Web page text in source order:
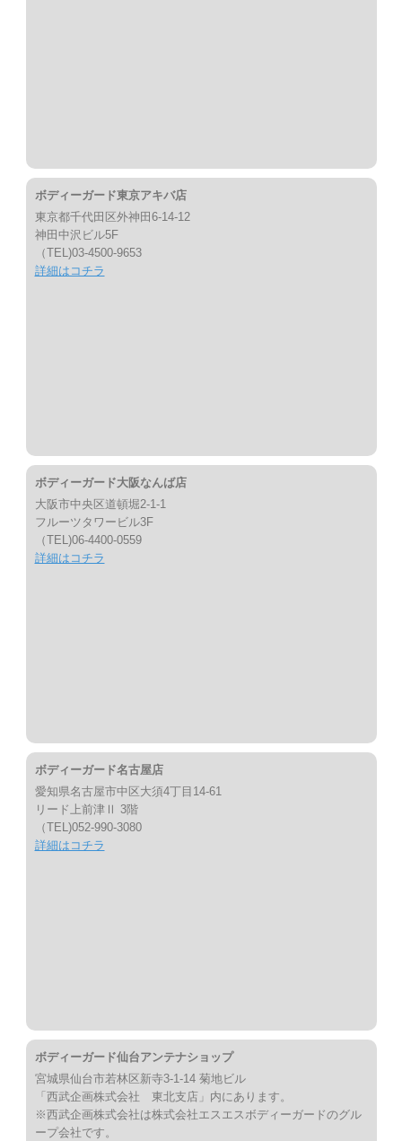
ボディーガード東京アキバ店
東京都千代田区外神田6-14-12
神田中沢ビル5F
（TEL)03-4500-9653
詳細はコチラ
ボディーガード大阪なんば店
大阪市中央区道頓堀2-1-1
フルーツタワービル3F
（TEL)06-4400-0559
詳細はコチラ
ボディーガード名古屋店
愛知県名古屋市中区大須4丁目14-61
リード上前津Ⅱ 3階
（TEL)052-990-3080
詳細はコチラ
ボディーガード仙台アンテナショップ
宮城県仙台市若林区新寺3-1-14 菊地ビル
「西武企画株式会社 東北支店」内にあります。
※西武企画株式会社は株式会社エスエスボディーガードのグル
ープ会社です。